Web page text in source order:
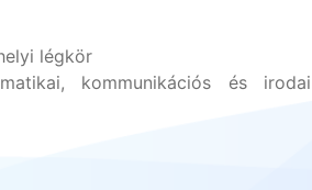
légkör
kommunikációs és irodai